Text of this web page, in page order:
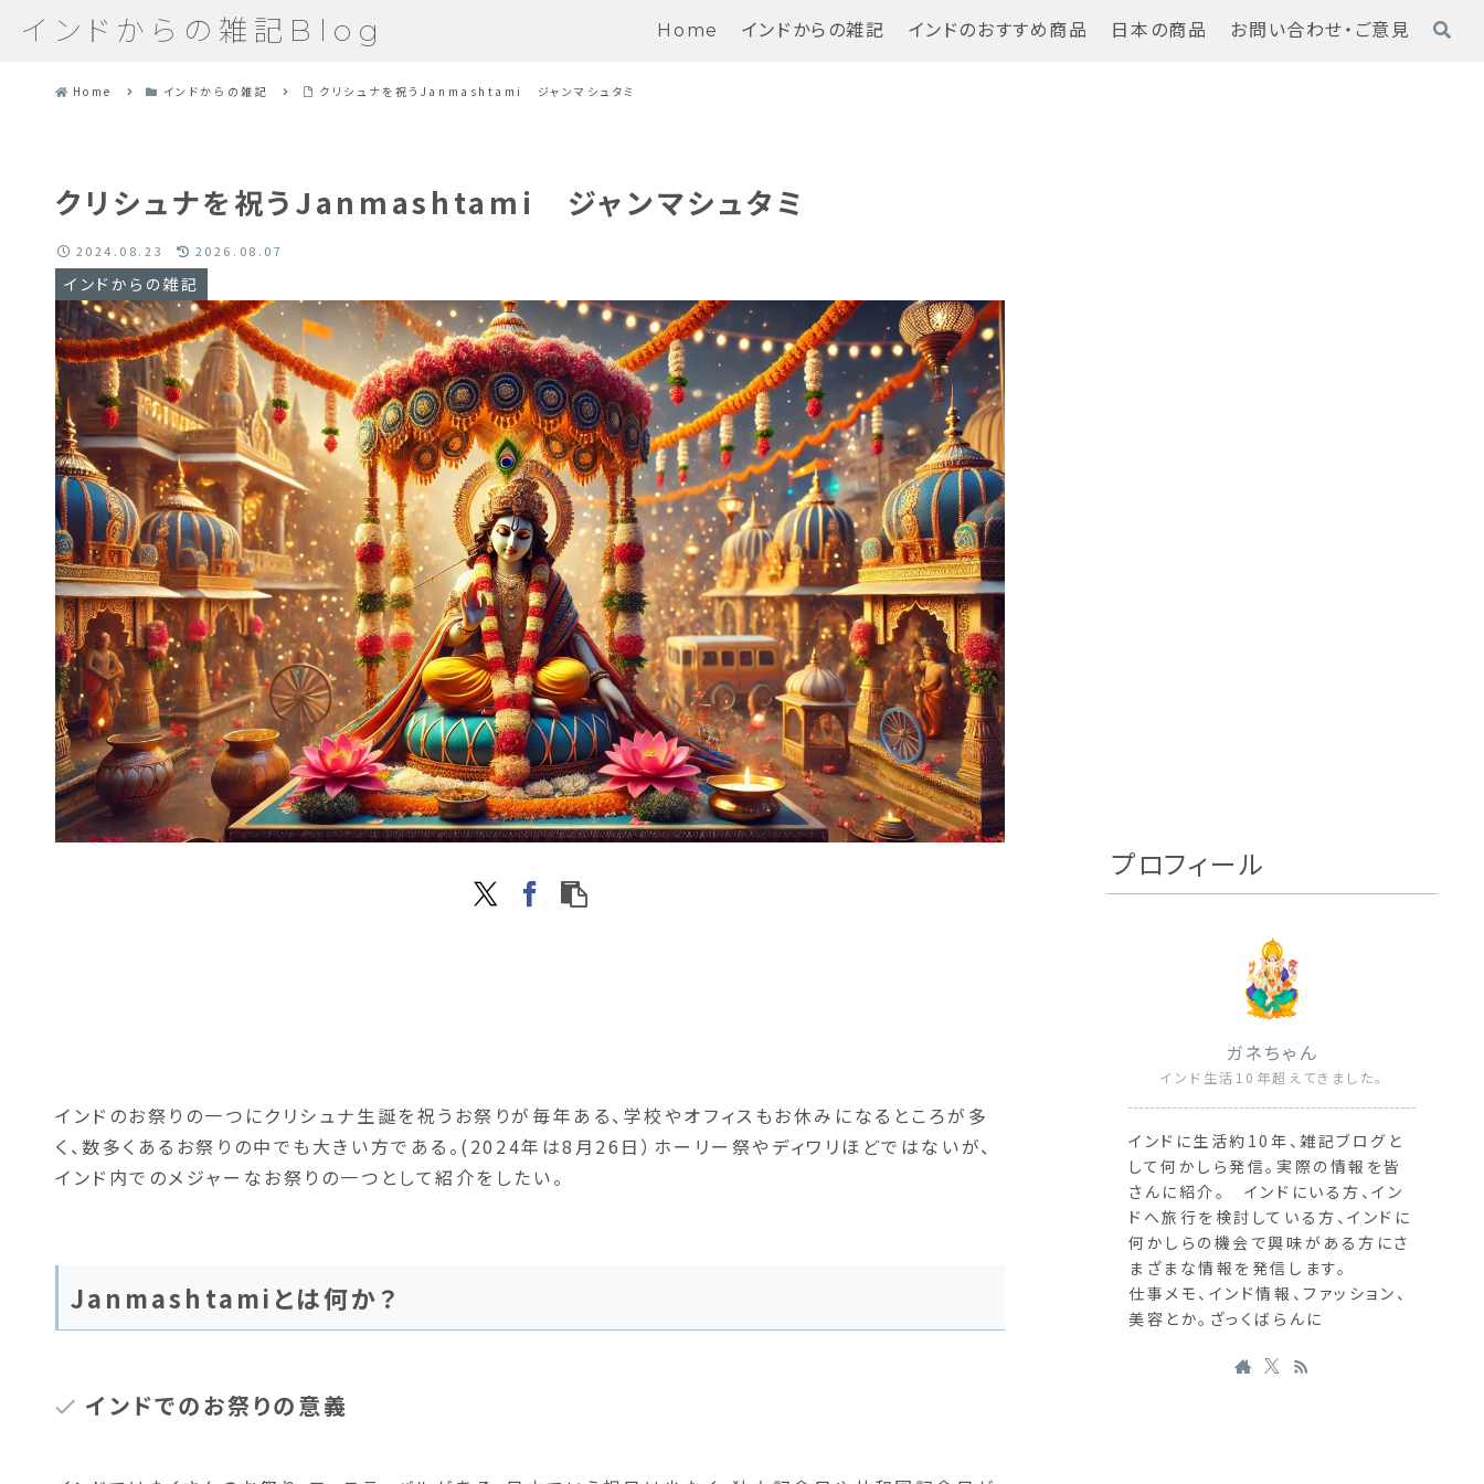
インドからの雑記Blog Home インドからの雑記 インドのおすすめ商品 日本の商品 お問い合わせ・ご意見
Home インドからの雑記 クリシュナを祝うJanmashtami ジャンマシュタミ
クリシュナを祝うJanmashtami ジャンマシュタミ
インドからの雑記
2024.08.23 2026.08.07
インドのお祭りの一つにクリシュナ生誕を祝うお祭りが毎年ある、学校やオフィスもお休みになるところが多
く、数多くあるお祭りの中でも大きい方である。(2024年は8月26日）ホーリー祭やディワリほどではないが、
インド内でのメジャーなお祭りの一つとして紹介をしたい。
Janmashtamiとは何か？
インドでのお祭りの意義
プロフィール
ガネちゃん
インド生活10年超えてきました。
インドに生活約10年、雑記ブログと
して何かしら発信。実際の情報を皆
さんに紹介。 インドにいる方、イン
ドへ旅行を検討している方、インドに
何かしらの機会で興味がある方にさ
まざまな情報を発信します。
仕事メモ、インド情報、ファッション、
美容とか。ざっくばらんに